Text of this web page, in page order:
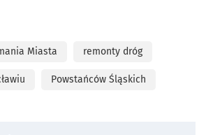
Miasta remonty dróg
Powstańców Śląskich